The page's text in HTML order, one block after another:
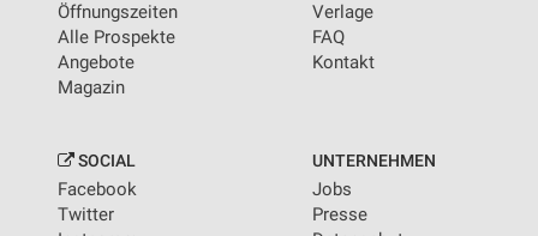
Öffnungszeiten
Alle Prospekte
Angebote
Magazin
Verlage
FAQ
Kontakt
SOCIAL
Facebook
Twitter
UNTERNEHMEN
Jobs
Presse